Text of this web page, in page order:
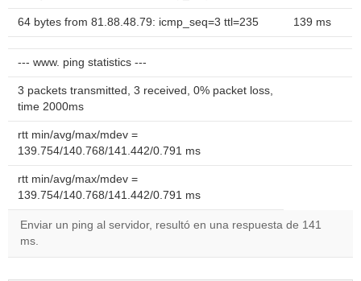
64 bytes from 81.88.48.79: icmp_seq=3 ttl=235 139 ms
--- www. ping statistics ---
3 packets transmitted, 3 received, 0% packet loss,
time 2000ms
rtt min/avg/max/mdev =
139.754/140.768/141.442/0.791 ms
rtt min/avg/max/mdev =
139.754/140.768/141.442/0.791 ms
Enviar un ping al servidor, resultó en una respuesta de 141
ms.